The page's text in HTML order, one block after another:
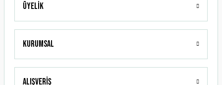
Gönder
Üyelik
Kurumsal
Alışveriş